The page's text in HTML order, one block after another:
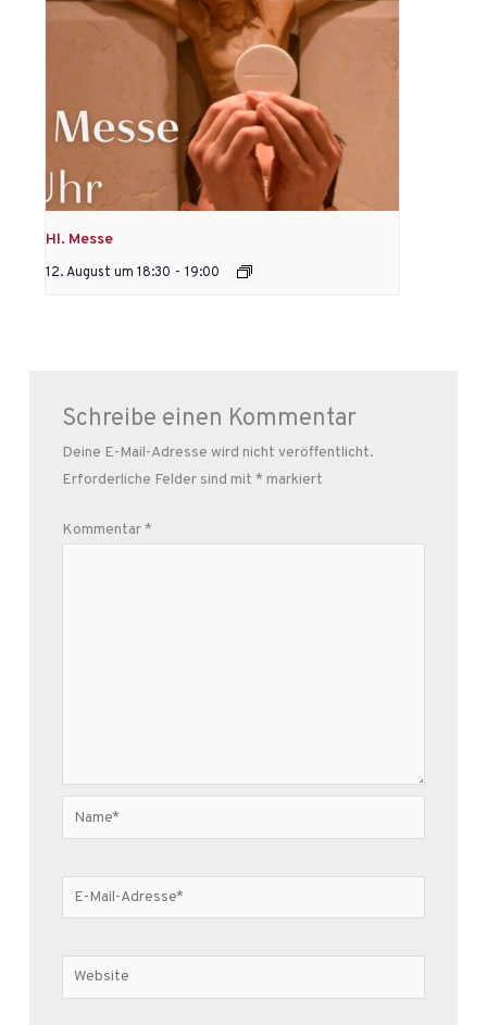
Hl. Messe
12. August um 18:30 - 19:00
Schreibe einen Kommentar
Deine E-Mail-Adresse wird nicht veröffentlicht.
Erforderliche Felder sind mit * markiert
Kommentar*
Name*
E-
Mail-
Website